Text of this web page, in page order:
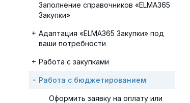
Заполнение справочников «ELMA365
Закупки»
Адаптация «ELMA365 Закупки» под
ваши потребности
Работа с закупками
Работа с бюджетированием
Оформить заявку на оплату или